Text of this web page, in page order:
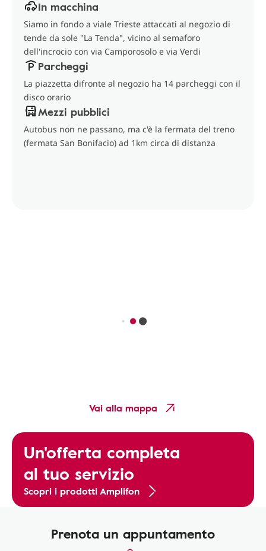
In macchina
Siamo in fondo a viale Trieste attaccati al negozio di
tende da sole "La Tenda", vicino al semaforo
dell'incrocio con via Camporosolo e via Verdi
Parcheggi
La piazzetta difronte al negozio ha 14 parcheggi con il
disco orario
Mezzi pubblici
Autobus non ne passano, ma c'è la fermata del treno
(fermata San Bonifacio) ad 1km circa di distanza
Vai alla mappa
Un'offerta completa
al tuo servizio
Scopri i prodotti Amplifon
Prenota un appuntamento